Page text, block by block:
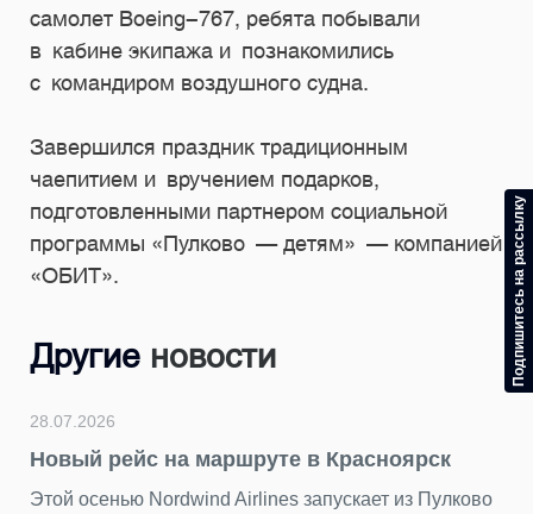
самолет Boeing-767, ребята побывали
в кабине экипажа и познакомились
с командиром воздушного судна.
Завершился праздник традиционным
чаепитием и вручением подарков,
подготовленными партнером социальной
программы «Пулково — детям» — компанией
«ОБИТ».
Другие новости
28.07.2026
Новый рейс на маршруте в Красноярск
Этой осенью Nordwind Airlines запускает из Пулково
Подпишитесь на рассылку